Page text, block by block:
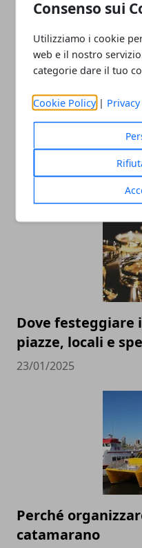
Consenso sui
Utilizziamo i cookie
web e il nostro
categorie dare il tuo
Cookie Policy |
ARTICOLI CORRELATI
Dove festeggiare
piazze, locali e
23/01/2025
Perché
catamarano